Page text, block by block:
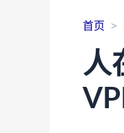
首页
人